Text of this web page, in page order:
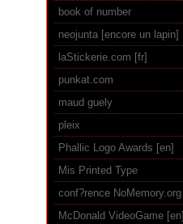
book of number
neojunta [encore un lapin]
laStickerie.com
punkat.com
maud guely
pleix
Phallic Logo Awards
Mis Printed Type
conf?rence NoMemory.org
McDonald VideoGame